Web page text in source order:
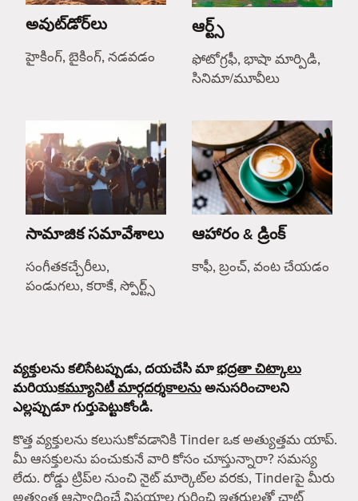
అవుట్‌డోర్‌లు
హైకింగ్, బైకింగ్, నడవడం
ఆర్ట్స్
ఫోటోగ్రఫీ, భాషా మార్పిడి,
సినిమా/మూవీలు
సామాజిక సమావేశాలు
సంగీతకచ్చేరీలు,
పండుగలు, కరాకే, స్పోర్ట్స్
ఆహారం & డ్రింక్
కాఫీ, బ్రంచ్, వంట చేయడం
వ్యక్తులను కలిసేటప్పుడు, దయచేసి మాభద్రతా చిట్కాలు
మరియుకమ్యూనిటీ మార్గదర్శకాలనుఅనుసరించాలని
ఎల్లప్పుడూ గుర్తుపెట్టుకోండి.
కొత్త వ్యక్తులను కలుసుకోవడానికి Tinder ఒక అత్యుత్తమ యాప్.
మీ ఆసక్తులను పంచుకునే వారి కోసం చూస్తున్నారా? సమస్య
లేదు. రోడ్డు ట్రిప్‌ల నుంచి నైట్ మార్కెట్‌ల వరకు, Tinderపై మీరు
అత్యంత ఆస్వాదించే విషయాల గురించి ఇతరులతో చాట్